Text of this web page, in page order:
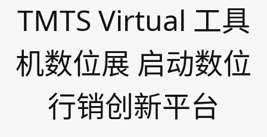
TMTS Virtual 工具
机数位展 启动数位
行销创新平台